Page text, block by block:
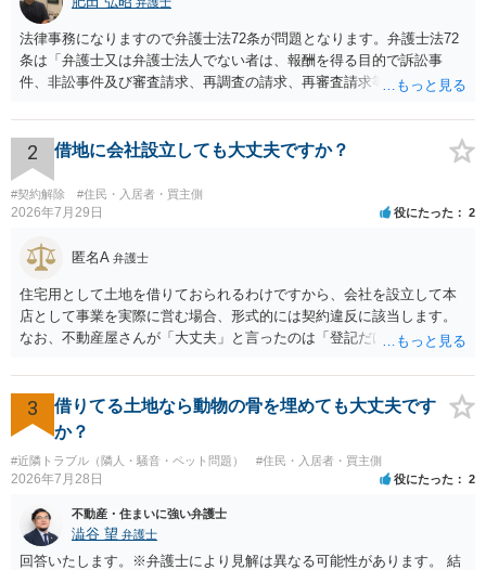
法律事務になりますので弁護士法72条が問題となります。弁護士法72
条は「弁護士又は弁護士法人でない者は、報酬を得る目的で訴訟事
件、非訟事件及び審査請求、再調査の請求、再審査請求等行政庁に対
しくは和解その他の法律事務を取り扱い、又はこれらの周旋をするこ
とを業とすることができない。ただし、この法律又は他の法律に別段
の定めがある場合は、この限りでない。」とのことから、報酬を得る
目的がないのであれば適法です。なぜなら、弁護士法72条に違反しな
いのであれば、委任については無償で委任者が受任者に委任できるか
2 借地に会社設立しても大丈夫ですか？
#契約解除 #住民・入居者・買主側
2026年7月29日 役にたった 2
匿名A 弁護士
住宅用として土地を借りておられるわけですから、会社を設立して本
店として事業を実際に営む場合、形式的には契約違反に該当します。
なお、不動産屋さんが「大丈夫」と言ったのは「登記だけなら実務上
れますが、これは法的な保証ではありません。 ただ、解除まで認めら
れるかどうかについては信頼関係が破壊されたかどうかで判断されま
すので、建物を事務所・店舗用に大きく改築する等までなさらない限
り、リスクはそれほど大きくないかもしれません。 しかしそれでも、
大家さんが契約違反を口実に、将来の更新時に更新料の上乗せを要求
したり、立ち退きを迫る材料に使ったりする可能性は否定できませ
ん。
3
借りてる土地なら動物の骨を埋めても大丈夫です
か？
#近隣トラブル（隣人・騒音・ペット問題） #住民・入居者・買主側
2026年7月28日 役にたった 2
不動産・住まいに強い弁護士
澁谷 望 弁護士
回答いたします。※弁護士により見解は異なる可能性があります。 結